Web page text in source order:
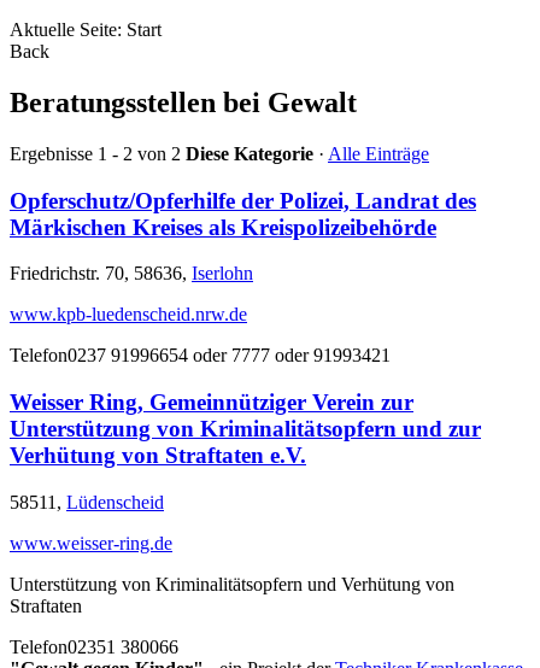
Aktuelle Seite: Start
Back
Beratungsstellen bei Gewalt
Ergebnisse 1 - 2 von 2 Diese Kategorie · Alle Einträge
Opferschutz/Opferhilfe der Polizei, Landrat des
Märkischen Kreises als Kreispolizeibehörde
Friedrichstr. 70, 58636, Iserlohn
www.kpb-luedenscheid.nrw.de
Telefon0237 91996654 oder 7777 oder 91993421
Weisser Ring, Gemeinnütziger Verein zur
Unterstützung von Kriminalitätsopfern und zur
Verhütung von Straftaten e.V.
58511, Lüdenscheid
www.weisser-ring.de
Unterstützung von Kriminalitätsopfern und Verhütung von
Straftaten
Telefon02351 380066